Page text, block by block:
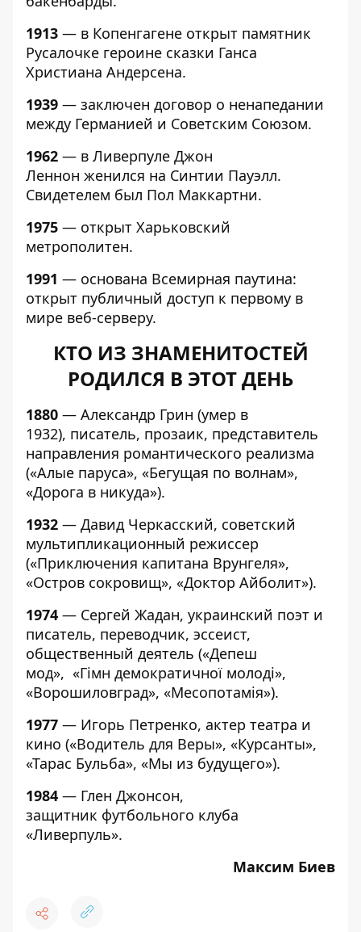
1913 — в Копенгагене открыт памятник
Русалочке героине сказки Ганса
Христиана Андерсена.
1939 — заключен договор о ненапедании
между Германией и Советским Союзом.
1962 — в Ливерпуле Джон
Леннон женился на Синтии Пауэлл.
Свидетелем был Пол Маккартни.
1975 — открыт Харьковский
метрополитен.
1991 — основана Всемирная паутина:
открыт публичный доступ к первому в
мире веб-серверу.
КТО ИЗ ЗНАМЕНИТОСТЕЙ
РОДИЛСЯ В ЭТОТ ДЕНЬ
1880 — Александр Грин (умер в
1932), писатель, прозаик, представитель
направления романтического реализма
(«Алые паруса», «Бегущая по волнам»,
«Дорога в никуда»).
1932 — Давид Черкасский, советский
мультипликационный режиссер
(«Приключения капитана Врунгеля»,
«Остров сокровищ», «Доктор Айболит»).
1974 — Сергей Жадан, украинский поэт и
писатель, переводчик, эссеист,
общественный деятель («Депеш
мод», «Гімн демократичної молоді»,
«Ворошиловград», «Месопотамія»).
1977 — Игорь Петренко, актер театра и
кино («Водитель для Веры», «Курсанты»,
«Тарас Бульба», «Мы из будущего»).
1984 — Глен Джонсон,
защитник футбольного клуба
«Ливерпуль».
Максим Биев